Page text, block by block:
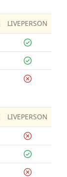
LIVEPERSON
LIVEPERSON